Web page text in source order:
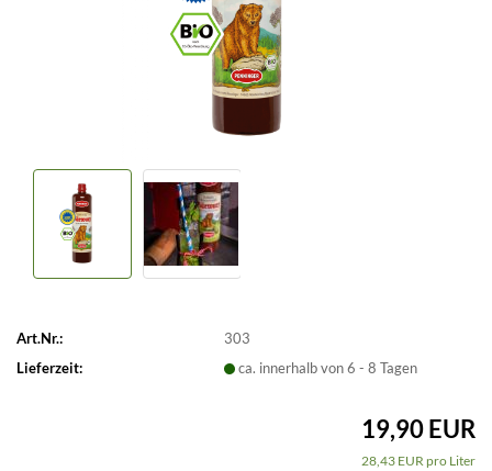
Art.Nr.:
303
Lieferzeit:
ca. innerhalb von 6 - 8 Tagen
19,90 EUR
28,43 EUR pro Liter